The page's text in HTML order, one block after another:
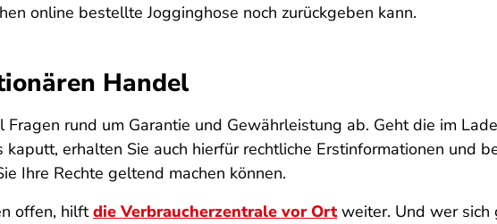
online bestellte Jogginghose noch zurückgeben kann.
Handel
rund um Garantie und Gewährleistung ab. Geht die im
erhalten Sie auch hierfür rechtliche Erstinformationen und
Ihre Rechte geltend machen können.
offen, hilftdie Verbraucherzentrale vor Ortweiter. Und wer sich